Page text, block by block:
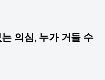
의심, 누가 거둘 수